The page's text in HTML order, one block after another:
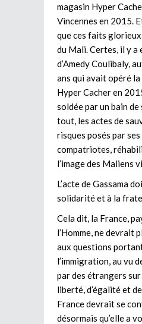
magasin Hyper
Vincennes en 2015.
que ces faits
du Mali. Certes, il y a
d’Amedy Coulibaly,
ans qui avait opéré la
Hyper Cacher en
soldée par un bain
tout, les actes de
risques posés par ses
compatriotes,
l’image des Maliens
L’acte de Gassama
solidarité et à la
Cela dit, la France,
l’Homme, ne devrait
aux questions
l’immigration, au vu
par des étrangers
liberté, d’égalité et
France devrait se
désormais qu’elle a